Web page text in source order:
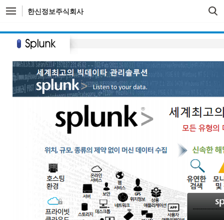
한신정보주식회사